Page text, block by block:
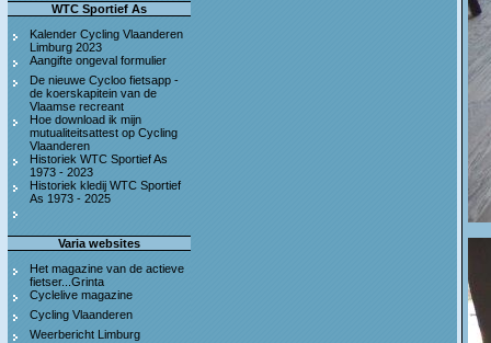
WTC Sportief As
Kalender Cycling Vlaanderen
Limburg 2023
Aangifte ongeval formulier
De nieuwe Cycloo fietsapp -
de koerskapitein van de
Vlaamse recreant
Hoe download ik mijn
mutualiteitsattest op Cycling
Vlaanderen
Historiek WTC Sportief As
1973 - 2023
Historiek kledij WTC Sportief
As 1973 - 2025
Varia websites
Het magazine van de actieve
fietser...Grinta
Cyclelive magazine
Cycling Vlaanderen
Weerbericht Limburg